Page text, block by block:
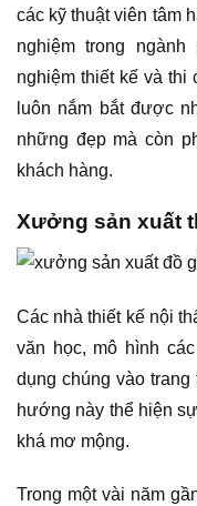
các kỹ thuật viên tâm
nghiệm trong
nghiệm thiết kế và thi
luôn nắm bắt được
những đẹp mà còn
khách hàng.
Xưởng sản xuất
Các nhà thiết kế nội
văn học, mô hình
dụng chúng vào
hướng này thể hiện
khá mơ mộng.
Trong một vài năm